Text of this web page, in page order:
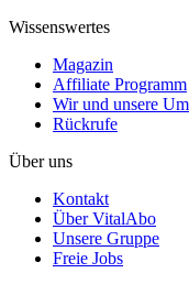
Wissenswertes
Magazin
Affiliate Programm
Wir und unsere
Rückrufe
Über uns
Kontakt
Über VitalAbo
Unsere Gruppe
Freie Jobs